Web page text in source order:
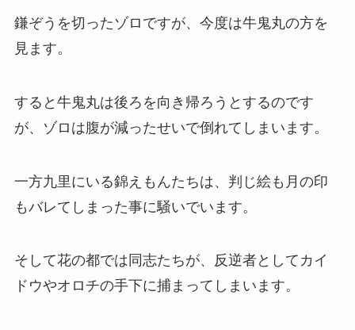
鎌ぞうを切ったゾロですが、今度は牛鬼丸の方を
見ます。
すると牛鬼丸は後ろを向き帰ろうとするのです
が、ゾロは腹が減ったせいで倒れてしまいます。
一方九里にいる錦えもんたちは、判じ絵も月の印
もバレてしまった事に騒いでいます。
そして花の都では同志たちが、反逆者としてカイ
ドウやオロチの手下に捕まってしまいます。